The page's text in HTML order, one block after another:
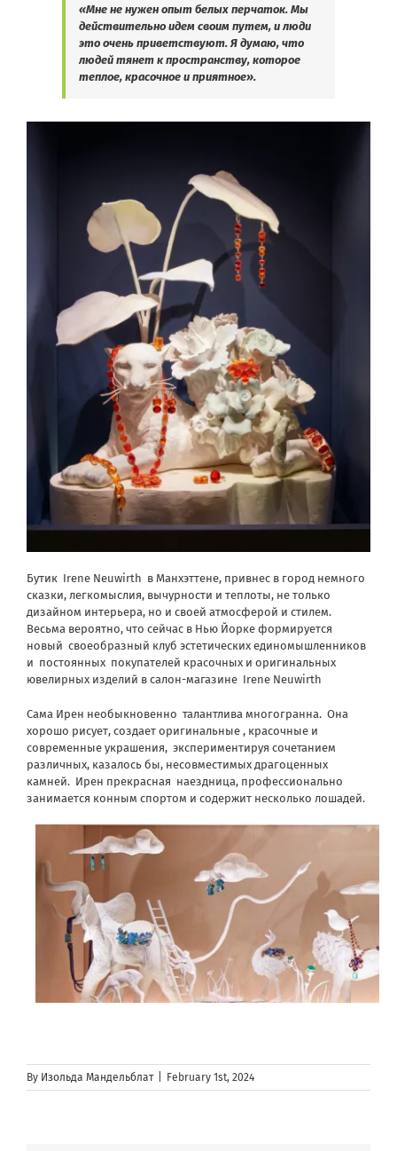
«Мне не нужен опыт белых перчаток. Мы
действительно идем своим путем, и люди
это очень приветствуют. Я думаю, что
людей тянет к пространству, которое
теплое, красочное и приятное».
Бутик Irene Neuwirth в Манхэттене, привнес в город немного
сказки, легкомыслия, вычурности и теплоты, не только
дизайном интерьера, но и своей атмосферой и стилем.
Весьма вероятно, что сейчас в Нью Йорке формируется
новый своеобразный клуб эстетических единомышленников
и постоянных покупателей красочных и оригинальных
ювелирных изделий в салон-магазине Irene Neuwirth
Сама Ирен необыкновенно талантлива многогранна. Она
хорошо рисует, создает оригинальные , красочные и
современные украшения, экспериментируя сочетанием
различных, казалось бы, несовместимых драгоценных
камней. Ирен прекрасная наездница, профессионально
занимается конным спортом и содержит несколько лошадей.
By Изольда Мандельблат February 1st, 2024